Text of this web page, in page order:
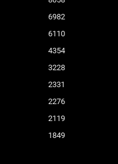
6982
6110
4354
3228
2331
2276
2119
1849